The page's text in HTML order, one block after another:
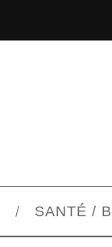
SANTÉ /